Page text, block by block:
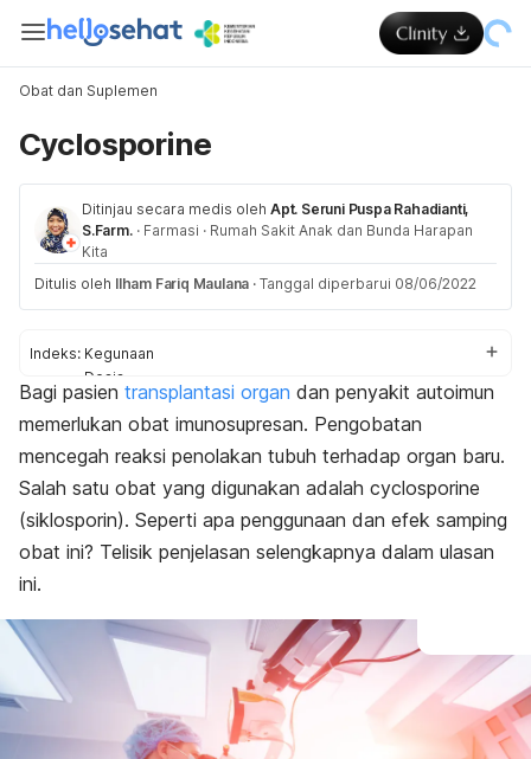
Obat dan Suplemen
Cyclosporine
Ditinjau secara medis oleh Apt. Seruni Puspa Rahadianti,
S.Farm. · Farmasi · Rumah Sakit Anak dan Bunda Harapan
Kita
Ditulis oleh Ilham Fariq Maulana · Tanggal diperbarui 08/06/2022
Indeks: Kegunaan
Dosis
Aturan pakai
Efek samping
Peringatan dan perhatian
Efek pada ibu hamil dan menyusui
Interaksi obat
Bagi pasien transplantasi organ dan penyakit autoimun
memerlukan obat imunosupresan. Pengobatan
mencegah reaksi penolakan tubuh terhadap organ baru.
Salah satu obat yang digunakan adalah cyclosporine
(siklosporin). Seperti apa penggunaan dan efek samping
obat ini? Telisik penjelasan selengkapnya dalam ulasan
ini.